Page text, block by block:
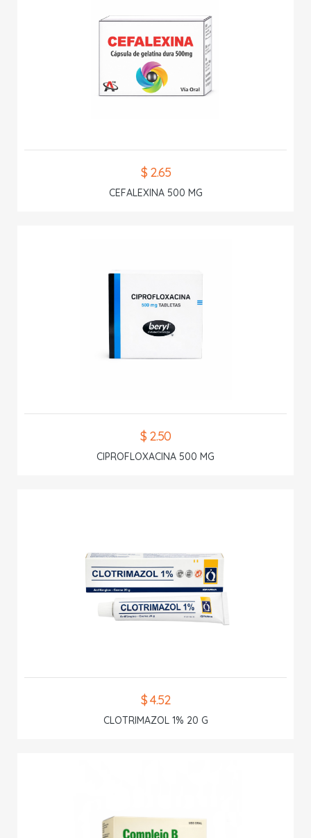
$ 2.65
CEFALEXINA 500 MG
$ 2.50
CIPROFLOXACINA 500 MG
$ 4.52
CLOTRIMAZOL 1% 20 G